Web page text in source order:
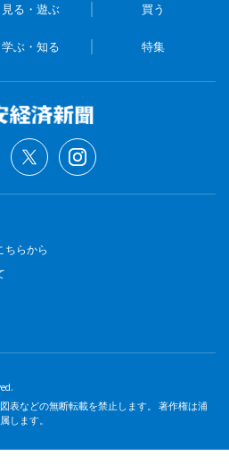
見る・遊ぶ 買う
学ぶ・知る 特集
ちらから
表などの無断転載を禁止します。 著作権は浦
します。